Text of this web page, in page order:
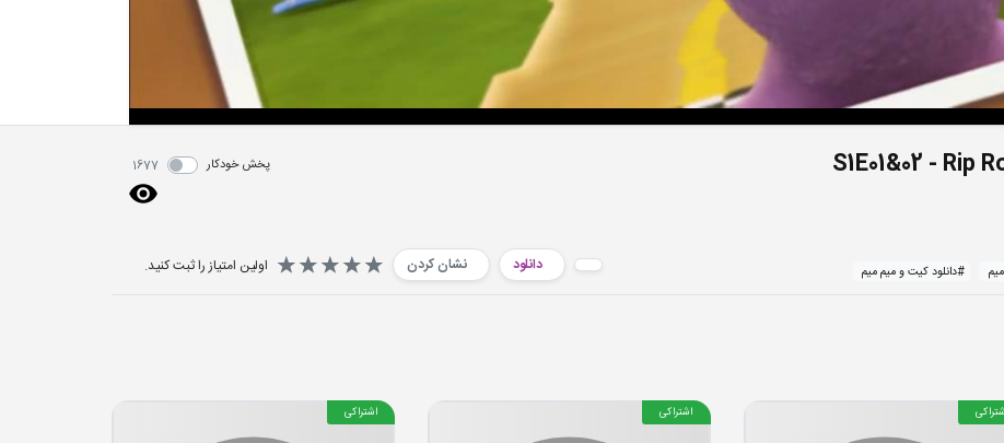
S1E01&02 - Rip پخش خودکار 1677
#دانلود کیت و میم میم دانلود نشان کردن اولین امتیاز را ثبت کنید.
اشتراکی اشتراکی